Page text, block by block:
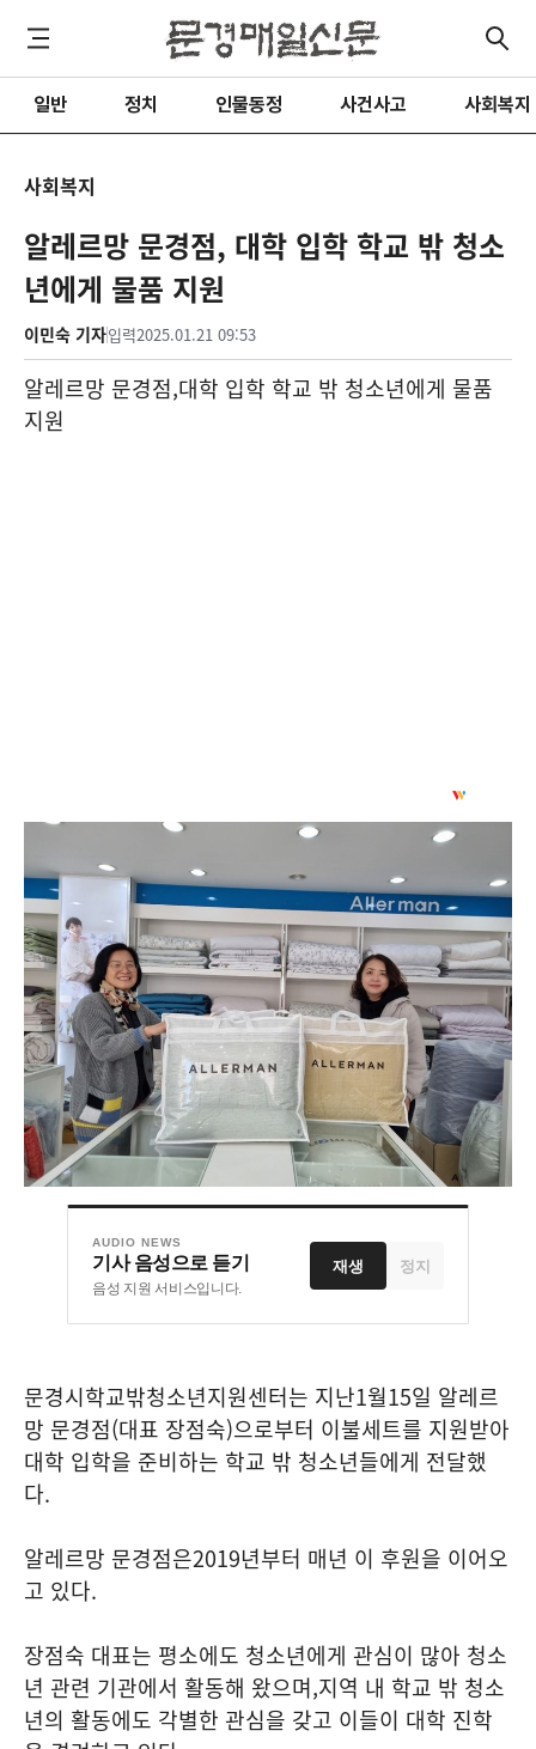
일반 정치 인물동정 사건사고 사회복지
사회복지
알레르망 문경점, 대학 입학 학교 밖 청소
년에게 물품 지원
이민숙 기자입력2025.01.21 09:53
알레르망 문경점,대학 입학 학교 밖 청소년에게 물품
지원
AUDIO NEWS
기사 음성으로 듣기
음성 지원 서비스입니다.
재생 정지
문경시학교밖청소년지원센터는 지난1월15일 알레르
망 문경점(대표 장점숙)으로부터 이불세트를 지원받아
대학 입학을 준비하는 학교 밖 청소년들에게 전달했
다.
알레르망 문경점은2019년부터 매년 이 후원을 이어오
고 있다.
장점숙 대표는 평소에도 청소년에게 관심이 많아 청소
년 관련 기관에서 활동해 왔으며,지역 내 학교 밖 청소
년의 활동에도 각별한 관심을 갖고 이들이 대학 진학